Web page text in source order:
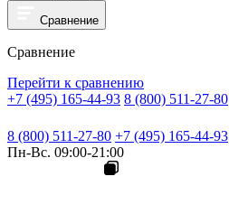
Сравнение
Сравнение
Перейти к сравнению
+7 (495) 165-44-93 8 (800) 511-27-80
8 (800) 511-27-80 +7 (495) 165-44-93
Пн-Вс. 09:00-21:00